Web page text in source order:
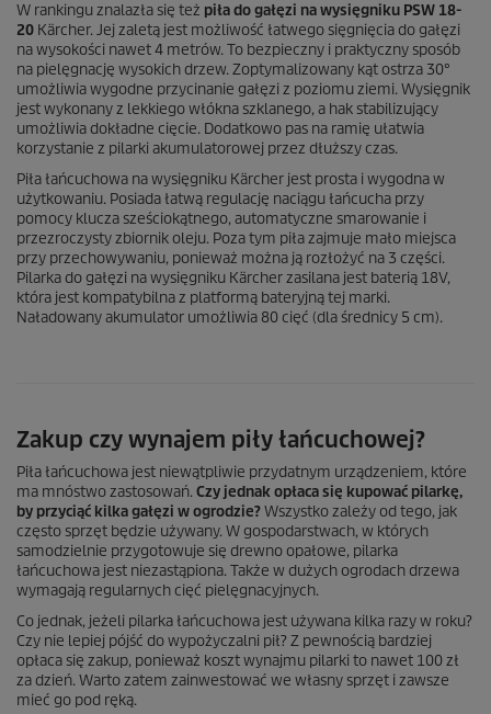
W rankingu znalazła się też piła do gałęzi na wysięgniku PSW 18-
20 Kärcher. Jej zaletą jest możliwość łatwego sięgnięcia do gałęzi
na wysokości nawet 4 metrów. To bezpieczny i praktyczny sposób
na pielęgnację wysokich drzew. Zoptymalizowany kąt ostrza 30°
umożliwia wygodne przycinanie gałęzi z poziomu ziemi. Wysięgnik
jest wykonany z lekkiego włókna szklanego, a hak stabilizujący
umożliwia dokładne cięcie. Dodatkowo pas na ramię ułatwia
korzystanie z pilarki akumulatorowej przez dłuższy czas.
Piła łańcuchowa na wysięgniku Kärcher jest prosta i wygodna w
użytkowaniu. Posiada łatwą regulację naciągu łańcucha przy
pomocy klucza sześciokątnego, automatyczne smarowanie i
przezroczysty zbiornik oleju. Poza tym piła zajmuje mało miejsca
przy przechowywaniu, ponieważ można ją rozłożyć na 3 części.
Pilarka do gałęzi na wysięgniku Kärcher zasilana jest baterią 18V,
która jest kompatybilna z platformą bateryjną tej marki.
Naładowany akumulator umożliwia 80 cięć (dla średnicy 5 cm).
Zakup czy wynajem piły łańcuchowej?
Piła łańcuchowa jest niewątpliwie przydatnym urządzeniem, które
ma mnóstwo zastosowań.Czy jednak opłaca się kupować pilarkę,
by przyciąć kilka gałęzi w ogrodzie?Wszystko zależy od tego, jak
często sprzęt będzie używany. W gospodarstwach, w których
samodzielnie przygotowuje się drewno opałowe, pilarka
łańcuchowa jest niezastąpiona. Także w dużych ogrodach drzewa
wymagają regularnych cięć pielęgnacyjnych.
Co jednak, jeżeli pilarka łańcuchowa jest używana kilka razy w roku?
Czy nie lepiej pójść do wypożyczalni pił? Z pewnością bardziej
opłaca się zakup, ponieważ koszt wynajmu pilarki to nawet 100 zł
za dzień. Warto zatem zainwestować we własny sprzęt i zawsze
mieć go pod ręką.